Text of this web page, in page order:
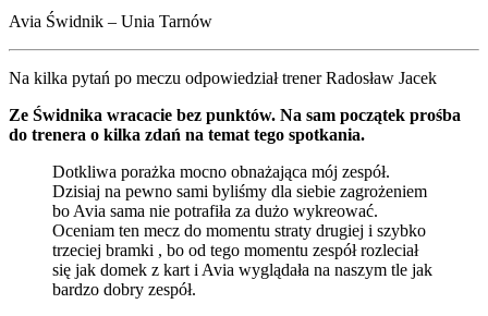
Avia Świdnik – Unia Tarnów
Na kilka pytań po meczu odpowiedział trener Radosław Jacek
Ze Świdnika wracacie bez punktów. Na sam początek prośba
do trenera o kilka zdań na temat tego spotkania.
Dotkliwa porażka mocno obnażająca mój zespół.
Dzisiaj na pewno sami byliśmy dla siebie zagrożeniem
bo Avia sama nie potrafiła za dużo wykreować.
Oceniam ten mecz do momentu straty drugiej i szybko
trzeciej bramki , bo od tego momentu zespół rozleciał
się jak domek z kart i Avia wyglądała na naszym tle jak
bardzo dobry zespół.